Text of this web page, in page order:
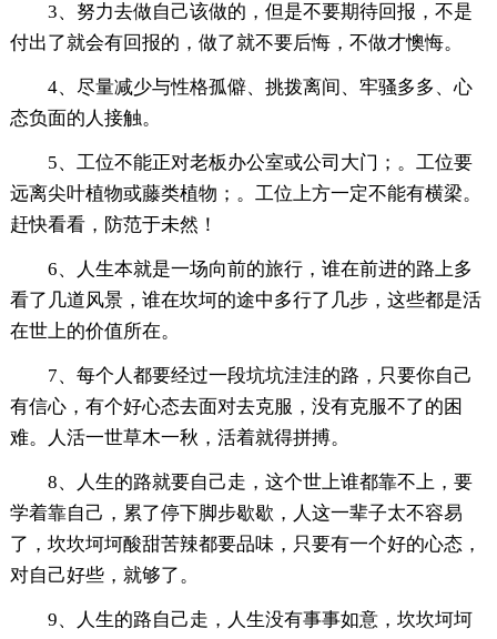
3、努力去做自己该做的，但是不要期待回报，不是
付出了就会有回报的，做了就不要后悔，不做才懊悔。
4、尽量减少与性格孤僻、挑拨离间、牢骚多多、心
态负面的人接触。
5、工位不能正对老板办公室或公司大门；。工位要
远离尖叶植物或藤类植物；。工位上方一定不能有横梁。
赶快看看，防范于未然！
6、人生本就是一场向前的旅行，谁在前进的路上多
看了几道风景，谁在坎坷的途中多行了几步，这些都是活
在世上的价值所在。
7、每个人都要经过一段坑坑洼洼的路，只要你自己
有信心，有个好心态去面对去克服，没有克服不了的困
难。人活一世草木一秋，活着就得拼搏。
8、人生的路就要自己走，这个世上谁都靠不上，要
学着靠自己，累了停下脚步歇歇，人这一辈子太不容易
了，坎坎坷坷酸甜苦辣都要品味，只要有一个好的心态，
对自己好些，就够了。
9、人生的路自己走，人生没有事事如意，坎坎坷坷